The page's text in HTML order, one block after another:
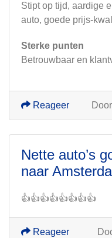
Stipt op tijd, aardige
auto, goede prijs-
Sterke punten
Betrouwbaar en
Door
Reageer
Nette auto’s
naar
👍👍👍👍👍👍👍👍
Reageer